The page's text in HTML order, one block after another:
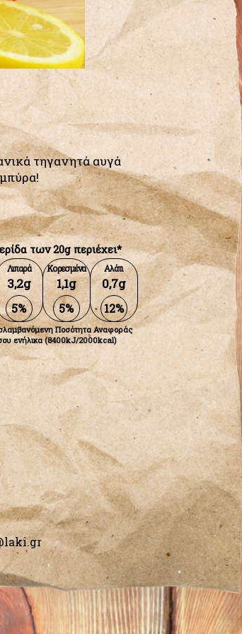
τηγανητά αυγά
των 20g περιέχει*
Λιπαρά
3,2g
5%
Κορεσμένα
1,1g
5%
Αλάτι
0,7g
12%
Ποσότητα Αναφοράς
ενήλικα (8400kJ/2000kcal)